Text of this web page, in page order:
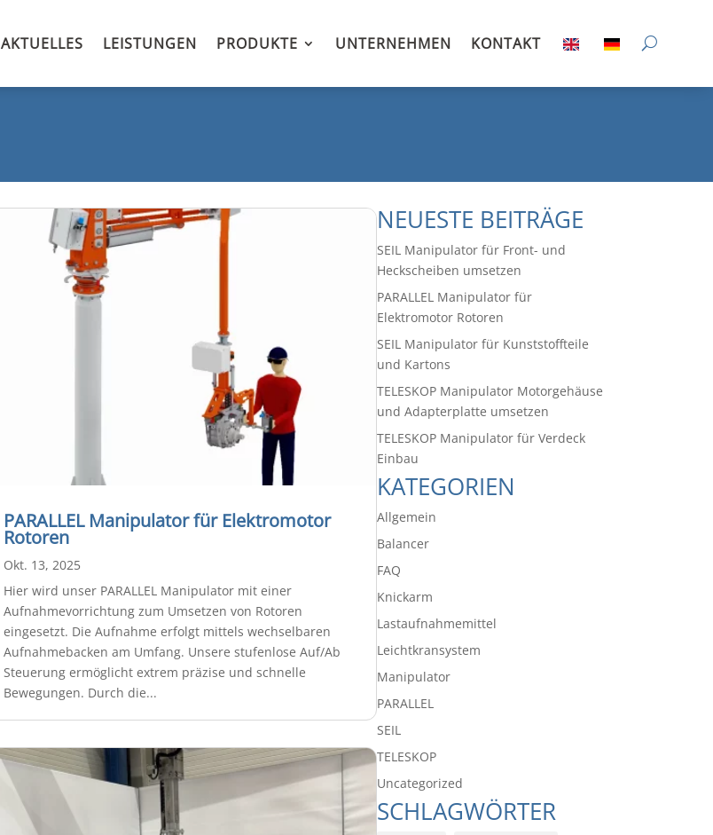
AKTUELLES LEISTUNGEN PRODUKTE UNTERNEHMEN KONTAKT
PARALLEL Manipulator für Elektromotor
Rotoren
Okt. 13, 2025
Hier wird unser PARALLEL Manipulator mit einer
Aufnahmevorrichtung zum Umsetzen von Rotoren
eingesetzt. Die Aufnahme erfolgt mittels wechselbaren
Aufnahmebacken am Umfang. Unsere stufenlose Auf/Ab
Steuerung ermöglicht extrem präzise und schnelle
Bewegungen. Durch die...
NEUESTE BEITRÄGE
SEIL Manipulator für Front- und
Heckscheiben umsetzen
PARALLEL Manipulator für
Elektromotor Rotoren
SEIL Manipulator für Kunststoffteile
und Kartons
TELESKOP Manipulator Motorgehäuse
und Adapterplatte umsetzen
TELESKOP Manipulator für Verdeck
Einbau
KATEGORIEN
Allgemein
Balancer
FAQ
Knickarm
Lastaufnahmemittel
Leichtkransystem
Manipulator
PARALLEL
SEIL
TELESKOP
Uncategorized
SCHLAGWÖRTER